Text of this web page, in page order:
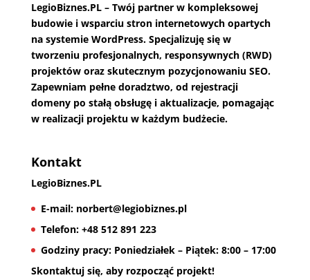
LegioBiznes.PL– Twój partner w kompleksowej
budowie i wsparciu stron internetowych opartych
na systemie WordPress. Specjalizuję się w
tworzeniu profesjonalnych, responsywnych (RWD)
projektów oraz skutecznym pozycjonowaniu SEO.
Zapewniam pełne doradztwo, od rejestracji
domeny po stałą obsługę i aktualizacje, pomagając
w realizacji projektu w każdym budżecie.
Kontakt
LegioBiznes.PL
E-mail:norbert@legiobiznes.pl
Telefon:+48 512 891 223
Godziny pracy:Poniedziałek – Piątek: 8:00 – 17:00
Skontaktuj się, aby rozpocząć projekt!